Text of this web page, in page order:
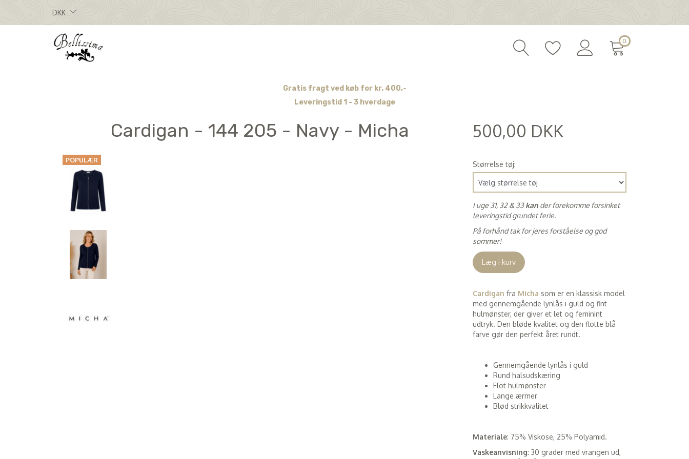
DKK
0
Gratis fragt ved køb for kr. 400,-
Leveringstid 1 - 3 hverdage
Cardigan - 144 205 - Navy - Micha
POPULÆR
500,00 DKK
Størrelse tøj:
I uge 31, 32 & 33kan der forekomme forsinket
leveringstid grundet ferie.
På forhånd tak for jeres forståelse og god
sommer!
Læg i kurv
Cardigan fra Micha som er en klassisk model
med gennemgående lynlås i guld og fint
hulmønster, der giver et let og feminint
udtryk. Den bløde kvalitet og den flotte blå
farve gør den perfekt året rundt.
Gennemgående lynlås i guld
Rund halsudskæring
Flot hulmønster
Lange ærmer
Blød strikkvalitet
Materiale: 75% Viskose, 25% Polyamid.
Vaskeanvisning: 30 grader med vrangen ud,